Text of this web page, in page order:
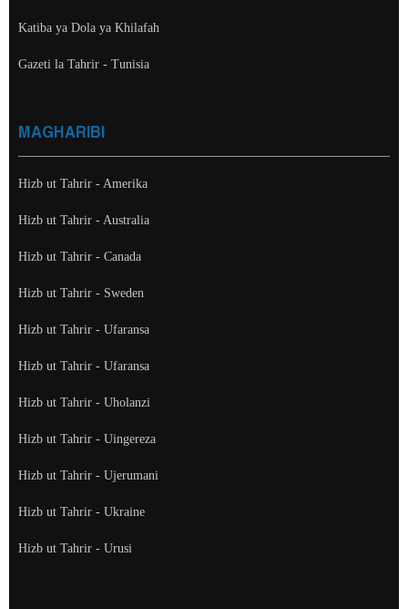
Katiba ya Dola ya Khilafah
Gazeti la Tahrir - Tunisia
MAGHARIBI
Hizb ut Tahrir - Amerika
Hizb ut Tahrir - Australia
Hizb ut Tahrir - Canada
Hizb ut Tahrir - Sweden
Hizb ut Tahrir - Ufaransa
Hizb ut Tahrir - Ufaransa
Hizb ut Tahrir - Uholanzi
Hizb ut Tahrir - Uingereza
Hizb ut Tahrir - Ujerumani
Hizb ut Tahrir - Ukraine
Hizb ut Tahrir - Urusi